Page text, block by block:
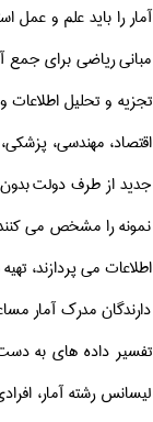
آمار را باید علم و
مبانی ریاضی برای جمع
تجزیه و تحلیل
اقتصاد، مهندسی،
جدید از طرف دولت بدون
نمونه را مشخص می
اطلاعات می پردازند،
دارندگان مدرک آمار
تفسیر داده های به
لیسانس رشته آمار،